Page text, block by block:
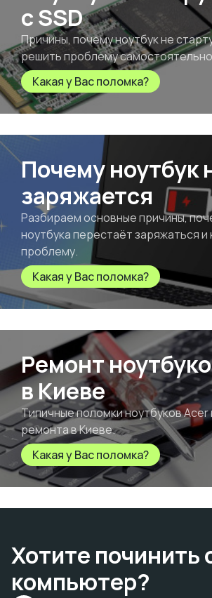
с SSD
Причины, почему ноутбук не
решить проблему
Какая у Вас поломка?
Почему ноутбук
заряжается
Разбираем основные причины,
ноутбука перестаёт заряжаться и
проблему.
Какая у Вас поломка?
Ремонт
в Киеве
Типичные поломки ноутбуков Acer
ремонта в Киеве.
Какая у Вас поломка?
Хотите починить
компьютер?